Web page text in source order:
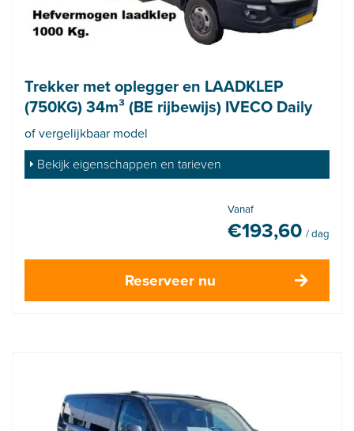
Trekker met oplegger en LAADKLEP
(750KG) 34m³ (BE rijbewijs) IVECO Daily
of vergelijkbaar model
Bekijk eigenschappen en tarieven
Vanaf
€193,60 / dag
Reserveer nu